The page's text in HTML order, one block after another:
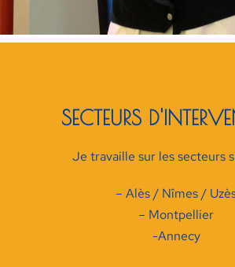
SECTEURS
Je travaille sur les secteurs
– Alès / Nîmes /
– Montpellier
-Annecy